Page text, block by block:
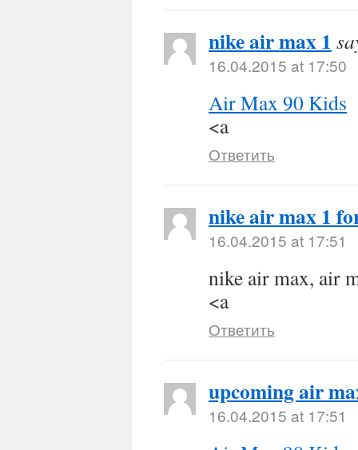
nike air max 1
16.04.2015 at 17:50
Air Max 90 Kids
<a
Ответить
nike air max 1
16.04.2015 at 17:51
nike air max, air
<a
Ответить
upcoming air
16.04.2015 at 17:51